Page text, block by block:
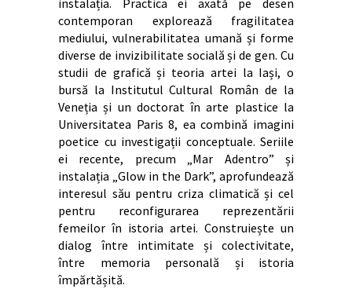
instalația. Practica ei axată pe desen
contemporan explorează fragilitatea
mediului, vulnerabilitatea umană și forme
diverse de invizibilitate socială și de gen. Cu
studii de grafică și teoria artei la Iași, o
bursă la Institutul Cultural Român de la
Veneția și un doctorat în arte plastice la
Universitatea Paris 8, ea combină imagini
poetice cu investigații conceptuale. Seriile
ei recente, precum „Mar Adentro” și
instalația „Glow in the Dark”, aprofundează
interesul său pentru criza climatică și cel
pentru reconfigurarea reprezentării
femeilor în istoria artei. Construiește un
dialog între intimitate și colectivitate,
între memoria personală și istoria
împărtășită.